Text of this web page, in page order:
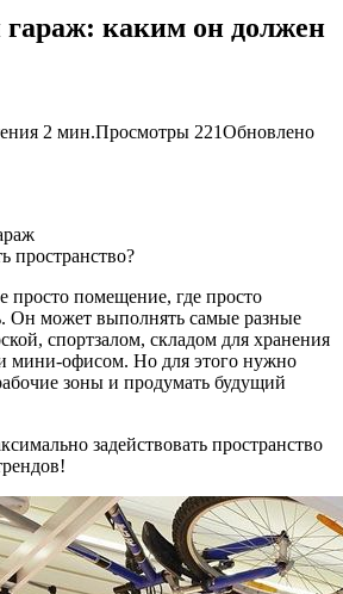
каким он должен
2 мин.Просмотры 221Обновлено
пространство?
просто помещение, где просто
Он может выполнять самые разные
спортзалом, складом для хранения
мини-офисом. Но для этого нужно
зоны и продумать будущий
задействовать пространство